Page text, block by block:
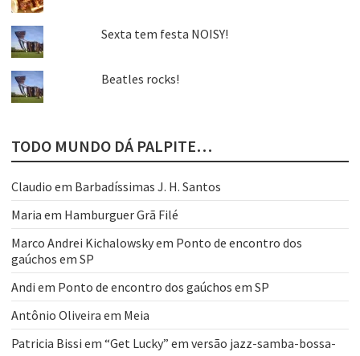
Sexta tem festa NOISY!
Beatles rocks!
TODO MUNDO DÁ PALPITE…
Claudio em Barbadíssimas J. H. Santos
Maria em Hamburguer Grã Filé
Marco Andrei Kichalowskyem Ponto de encontro dos
gaúchos em SP
Andi em Ponto de encontro dos gaúchos em SP
Antônio Oliveira em Meia
Patricia Bissi em “Get Lucky” em versão jazz-samba-bossa-